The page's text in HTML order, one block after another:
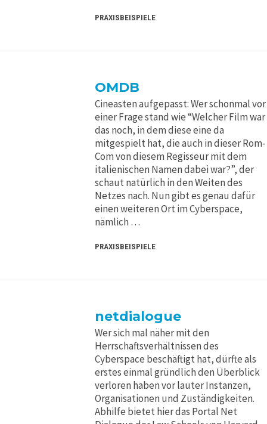
PRAXISBEISPIELE
OMDB
Cineasten aufgepasst: Wer schonmal vor
einer Frage stand wie “Welcher Film war
das noch, in dem diese eine da
mitgespielt hat, die auch in dieser Rom-
Com von diesem Regisseur mit dem
italienischen Namen dabei war?”, der
schaut natürlich in den Weiten des
Netzes nach. Nun gibt es genau dafür
einen weiteren Ort im Cyberspace,
nämlich …
PRAXISBEISPIELE
netdialogue
Wer sich mal näher mit den
Herrschaftsverhältnissen des
Cyberspace beschäftigt hat, dürfte als
erstes einmal gründlich den Überblick
verloren haben vor lauter Instanzen,
Organisationen und Zuständigkeiten.
Abhilfe bietet hier das Portal Net